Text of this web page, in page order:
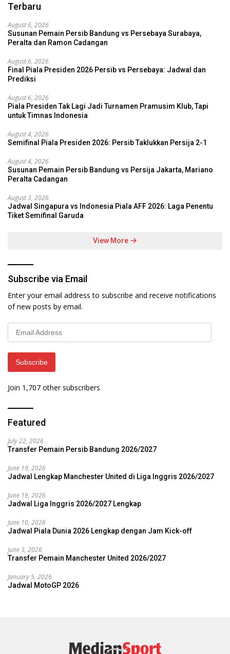
Terbaru
August 6, 2026
Susunan Pemain Persib Bandung vs Persebaya Surabaya,
Peralta dan Ramon Cadangan
August 6, 2026
Final Piala Presiden 2026 Persib vs Persebaya: Jadwal dan
Prediksi
August 6, 2026
Piala Presiden Tak Lagi Jadi Turnamen Pramusim Klub, Tapi
untuk Timnas Indonesia
August 4, 2026
Semifinal Piala Presiden 2026: Persib Taklukkan Persija 2-1
August 4, 2026
Susunan Pemain Persib Bandung vs Persija Jakarta, Mariano
Peralta Cadangan
August 3, 2026
Jadwal Singapura vs Indonesia Piala AFF 2026: Laga Penentu
Tiket Semifinal Garuda
View More
Subscribe via Email
Enter your email address to subscribe and receive notifications
of new posts by email.
Subscribe
Join 1,707 other subscribers
Featured
July 22, 2026
Transfer Pemain Persib Bandung 2026/2027
June 19, 2026
Jadwal Lengkap Manchester United di Liga Inggris 2026/2027
June 19, 2026
Jadwal Liga Inggris 2026/2027 Lengkap
June 10, 2026
Jadwal Piala Dunia 2026 Lengkap dengan Jam Kick-off
June 3, 2026
Transfer Pemain Manchester United 2026/2027
January 5, 2026
Jadwal MotoGP 2026